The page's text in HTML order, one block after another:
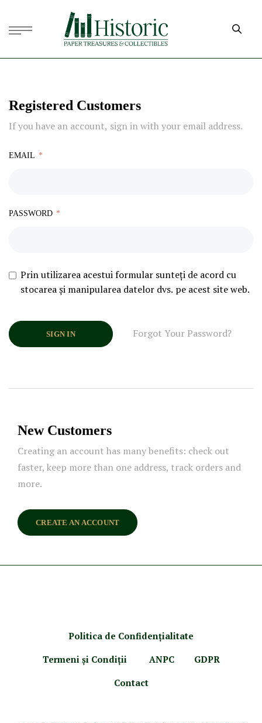
Registered Customers
If you have an account, sign in with your email address.
EMAIL
PASSWORD
Prin utilizarea acestui formular sunteți de acord cu
stocarea și manipularea datelor dvs. pe acest site web.
SIGN IN Forgot Your Password?
New Customers
Creating an account has many benefits: check out
faster, keep more than one address, track orders and
more.
CREATE AN ACCOUNT
Politica de Confidenţialitate
Termeni şi Condiţii
ANPC
GDPR
Contact